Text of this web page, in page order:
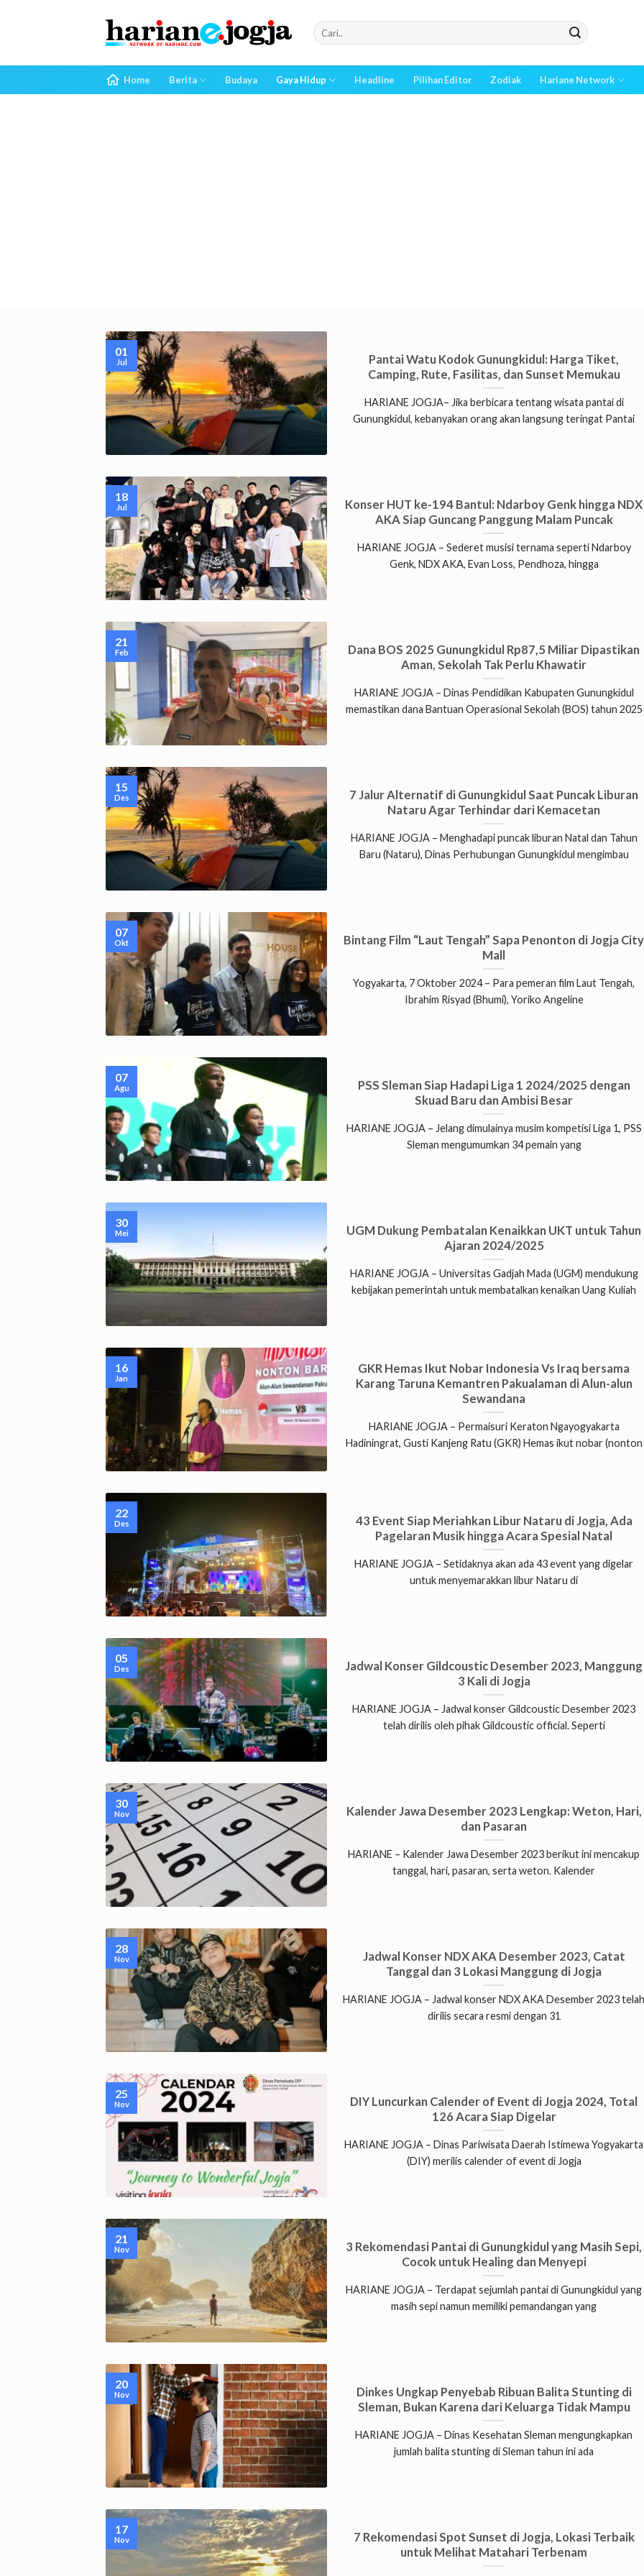
Home Berita Budaya Gaya Hidup Headline Pilihan Editor Zodiak Hariane Network
Pantai Watu Kodok Gunungkidul: Harga Tiket,
Camping, Rute, Fasilitas, dan Sunset Memukau
HARIANE JOGJA– Jika berbicara tentang wisata pantai di
Gunungkidul, kebanyakan orang akan langsung teringat Pantai
01
Jul
Konser HUT ke-194 Bantul: Ndarboy Genk hingga NDX
AKA Siap Guncang Panggung Malam Puncak
HARIANE JOGJA – Sederet musisi ternama seperti Ndarboy
Genk, NDX AKA, Evan Loss, Pendhoza, hingga
18
Jul
Dana BOS 2025 Gunungkidul Rp87,5 Miliar Dipastikan
Aman, Sekolah Tak Perlu Khawatir
HARIANE JOGJA – Dinas Pendidikan Kabupaten Gunungkidul
memastikan dana Bantuan Operasional Sekolah (BOS) tahun 2025
21
Feb
7 Jalur Alternatif di Gunungkidul Saat Puncak Liburan
Nataru Agar Terhindar dari Kemacetan
HARIANE JOGJA – Menghadapi puncak liburan Natal dan Tahun
Baru (Nataru), Dinas Perhubungan Gunungkidul mengimbau
15
Des
Bintang Film “Laut Tengah” Sapa Penonton di Jogja City
Mall
Yogyakarta, 7 Oktober 2024 – Para pemeran film Laut Tengah,
Ibrahim Risyad (Bhumi), Yoriko Angeline
07
Okt
PSS Sleman Siap Hadapi Liga 1 2024/2025 dengan
Skuad Baru dan Ambisi Besar
HARIANE JOGJA – Jelang dimulainya musim kompetisi Liga 1, PSS
Sleman mengumumkan 34 pemain yang
07
Agu
UGM Dukung Pembatalan Kenaikkan UKT untuk Tahun
Ajaran 2024/2025
HARIANE JOGJA – Universitas Gadjah Mada (UGM) mendukung
kebijakan pemerintah untuk membatalkan kenaikan Uang Kuliah
30
Mei
GKR Hemas Ikut Nobar Indonesia Vs Iraq bersama
Karang Taruna Kemantren Pakualaman di Alun-alun
Sewandana
HARIANE JOGJA – Permaisuri Keraton Ngayogyakarta
Hadiningrat, Gusti Kanjeng Ratu (GKR) Hemas ikut nobar (nonton
16
Jan
43 Event Siap Meriahkan Libur Nataru di Jogja, Ada
Pagelaran Musik hingga Acara Spesial Natal
HARIANE JOGJA – Setidaknya akan ada 43 event yang digelar
untuk menyemarakkan libur Nataru di
22
Des
Jadwal Konser Gildcoustic Desember 2023, Manggung
3 Kali di Jogja
HARIANE JOGJA – Jadwal konser Gildcoustic Desember 2023
telah dirilis oleh pihak Gildcoustic official. Seperti
05
Des
Kalender Jawa Desember 2023 Lengkap: Weton, Hari,
dan Pasaran
HARIANE – Kalender Jawa Desember 2023 berikut ini mencakup
tanggal, hari, pasaran, serta weton. Kalender
30
Nov
Jadwal Konser NDX AKA Desember 2023, Catat
Tanggal dan 3 Lokasi Manggung di Jogja
HARIANE JOGJA – Jadwal konser NDX AKA Desember 2023
dirilis secara resmi dengan 31
28
Nov
DIY Luncurkan Calender of Event di Jogja 2024, Total
126 Acara Siap Digelar
HARIANE JOGJA – Dinas Pariwisata Daerah Istimewa Yogyakarta
(DIY) merilis calender of event di Jogja
25
Nov
3 Rekomendasi Pantai di Gunungkidul yang Masih Sepi,
Cocok untuk Healing dan Menyepi
HARIANE JOGJA – Terdapat sejumlah pantai di Gunungkidul yang
masih sepi namun memiliki pemandangan yang
21
Nov
Dinkes Ungkap Penyebab Ribuan Balita Stunting di
Sleman, Bukan Karena dari Keluarga Tidak Mampu
HARIANE JOGJA – Dinas Kesehatan Sleman mengungkapkan
jumlah balita stunting di Sleman tahun ini ada
20
Nov
7 Rekomendasi Spot Sunset di Jogja, Lokasi Terbaik
untuk Melihat Matahari Terbenam
17
Nov